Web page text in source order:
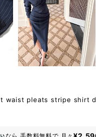
waist pleats stripe shirt